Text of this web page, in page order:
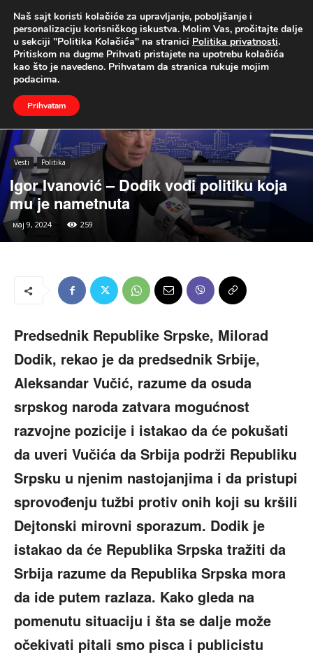
UŽIVO
Naslovna Vesti Politika
Vesti Politika
Igor Ivanović – Dodik vodi politiku koja
mu je nametnuta
мај 9, 2024 259
Predsednik Republike Srpske, Milorad
Dodik, rekao je da predsednik Srbije,
Aleksandar Vučić, razume da osuda
srpskog naroda zatvara mogućnost
razvojne pozicije i istakao da će pokušati
da uveri Vučića da Srbija podrži Republiku
Srpsku u njenim nastojanjima i da pristupi
sprovođenju tužbi protiv onih koji su kršili
Dejtonski mirovni sporazum. Dodik je
istakao da će Republika Srpska tražiti da
Srbija razume da Republika Srpska mora
da ide putem razlaza. Kako gleda na
pomenutu situaciju i šta se dalje može
očekivati pitali smo pisca i publicistu
Naš sajt koristi kolačiće za upravljanje, poboljšanje i
personalizaciju korisničkog iskustva. Molim Vas, pročitajte dalje
u sekciji "Politika Kolačića" na stranici Politika privatnosti.
Pritiskom na dugme Prihvati pristajete na upotrebu kolačića
kao što je navedeno. Prihvatam da stranica rukuje mojim
podacima.
Prihvatam